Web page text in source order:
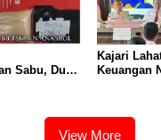
Sabu, Dua
Kajari
Keuangan
View More